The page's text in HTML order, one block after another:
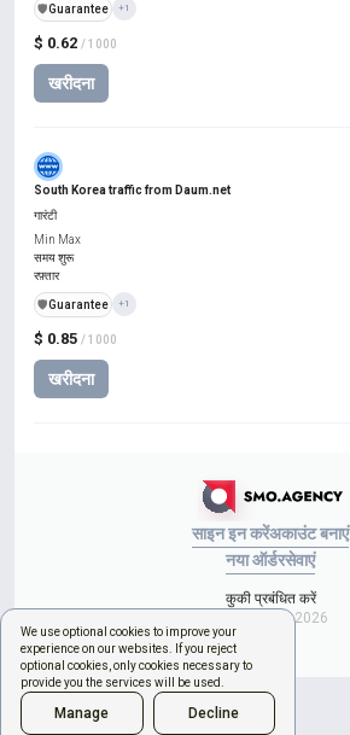
We use optional cookies to improve your
experience on our websites. If you reject
optional cookies, only cookies necessary to
provide you the services will be used.
Manage Decline
$ 0.62 / 1000
खरीदना
️🛡️Guarantee +1
South Korea traffic from Daum.net
$ 0.85 / 1000
खरीदना
गारंटी
Min Max
समय शुरू
रफ़्तार
️🛡️Guarantee +1
साइन इन करेंअकाउंट बनाएं
नया ऑर्डरसेवाएं
कुकी प्रबंधित करें
Copyright © 2026